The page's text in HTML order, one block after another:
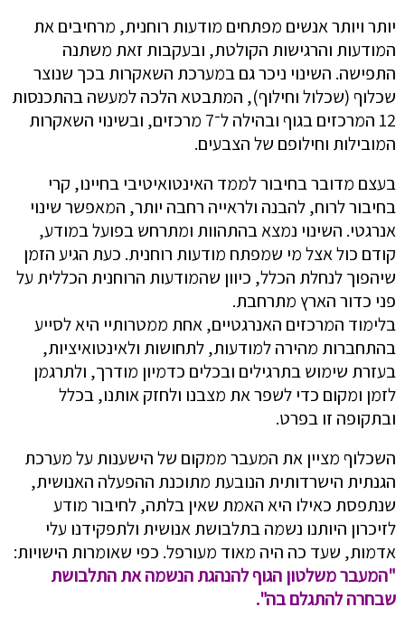
יותר ויותר אנשים מפתחים מודעות רוחנית, מרחיבים את
המודעות והרגישות הקולטת, ובעקבות זאת משתנה
התפישה. השינוי ניכר גם במערכת השאקרות בכך שנוצר
שכלוף (שכלול וחילוף), המתבטא הלכה למעשה בהתכנסות
12 המרכזים בגוף ובהילה ל־7 מרכזים, ובשינוי השאקרות
המובילות וחילופם של הצבעים.
בעצם מדובר בחיבור לממד האינטואיטיבי בחיינו, קרי
בחיבור לרוח, להבנה ולראייה רחבה יותר, המאפשר שינוי
אנרגטי. השינוי נמצא בהתהוות ומתרחש בפועל במודע,
קודם כול אצל מי שמפתח מודעות רוחנית. כעת הגיע הזמן
שיהפוך לנחלת הכלל, כיוון שהמודעות הרוחנית הכללית על
פני כדור הארץ מתרחבת.
בלימוד המרכזים האנרגטיים, אחת ממטרותיי היא לסייע
בהתחברות מהירה למודעות, לתחושות ולאינטואיציות,
בעזרת שימוש בתרגילים ובכלים כדמיון מודרך, ולתרגמן
לזמן ומקום כדי לשפר את מצבנו ולחזק אותנו, בכלל
ובתקופה זו בפרט.
השכלוף מציין את המעבר ממקום של הישענות על מערכת
הגנתית הישרדותית הנובעת מתוכנת ההפעלה האנושית,
שנתפסת כאילו היא האמת שאין בלתה, לחיבור מודע
לזיכרון היותנו נשמה בתלבושת אנושית ולתפקידנו עלי
אדמות, שעד כה היה מאוד מעורפל. כפי שאומרות הישויות:
"המעבר משלטון הגוף להנהגת הנשמה את התלבושת
שבחרה להתגלם בה".